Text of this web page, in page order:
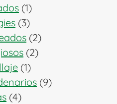
11
producto
33
productos
22
productos
22
11
producto
99
44